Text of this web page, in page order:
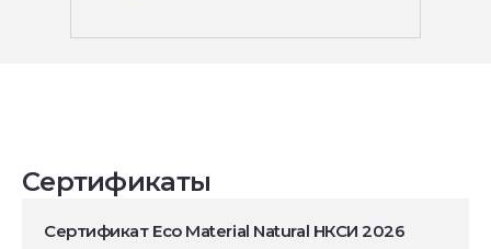
Сертификаты
Сертификат Eco Material Natural НКСИ 2026